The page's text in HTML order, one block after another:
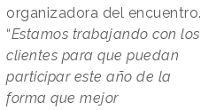
organizadora del encuentro.
“Estamos trabajando con los
clientes para que puedan
participar este año de la
forma que mejor